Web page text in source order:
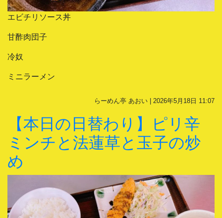
エビチリソース丼
甘酢肉団子
冷奴
ミニラーメン
らーめん亭 あおい | 2026年5月18日 11:07
【本日の日替わり】ピリ辛
ミンチと法蓮草と玉子の炒
め